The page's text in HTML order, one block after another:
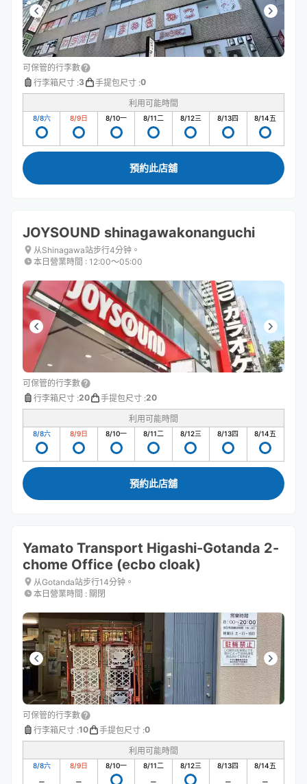
可保管的行李數
行李箱尺寸 :3 手提包尺寸 :0
利用可能時間
8/8六 8/9日 8/10一 8/11二 8/12三 8/13四 8/14五
預約此店舖
JOYSOUND shinagawakonanguchi
从Shinagawa站步行4分钟。
本日營業時間 : 12:00〜05:00
可保管的行李數
行李箱尺寸 :20 手提包尺寸 :20
利用可能時間
8/8六 8/9日 8/10一 8/11二 8/12三 8/13四 8/14五
預約此店舖
Yamato Transport Higashi-Gotanda 2-
chome Office (ecbo cloak)
从Gotanda站步行14分钟。
本日營業時間 : 關閉
可保管的行李數
行李箱尺寸 :10 手提包尺寸 :0
利用可能時間
8/8六 8/9日 8/10一 8/11二 8/12三 8/13四 8/14五